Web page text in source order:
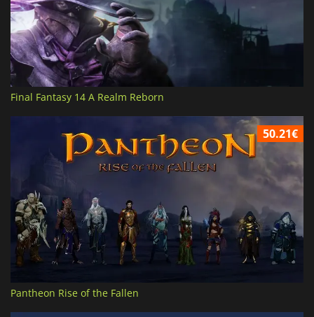
Final Fantasy 14 A Realm Reborn
50.21€
Pantheon Rise of the Fallen